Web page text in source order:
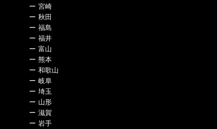
ー 宮崎
ー 秋田
ー 福島
ー 福井
ー 富山
ー 熊本
ー 和歌山
ー 岐阜
ー 埼玉
ー 山形
ー 滋賀
ー 岩手